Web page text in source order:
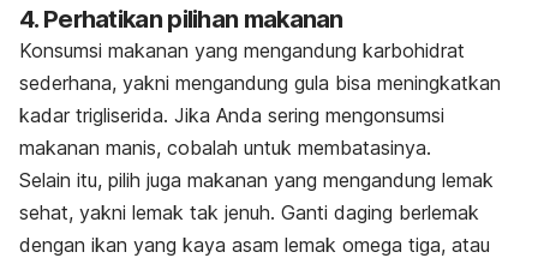
4. Perhatikan pilihan makanan
Konsumsi makanan yang mengandung karbohidrat
sederhana, yakni mengandung gula bisa meningkatkan
kadar trigliserida. Jika Anda sering mengonsumsi
makanan manis, cobalah untuk membatasinya.
Selain itu, pilih juga makanan yang mengandung lemak
sehat, yakni lemak tak jenuh. Ganti daging berlemak
dengan ikan yang kaya asam lemak omega tiga, atau